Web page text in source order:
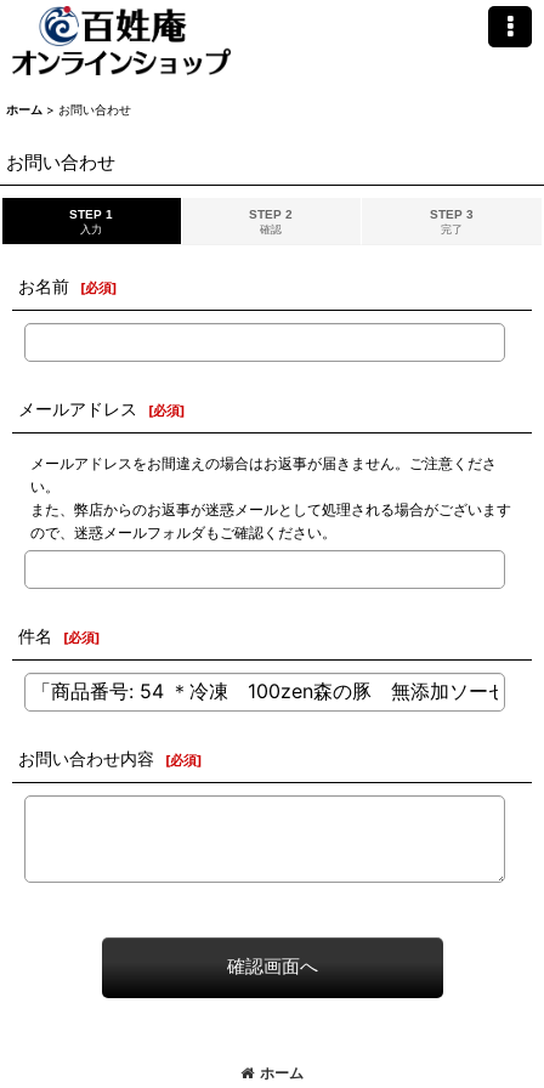
ホーム > お問い合わせ
お問い合わせ
STEP 1
入力
STEP 2
確認
STEP 3
完了
お名前 [必須]
メールアドレス [必須]
メールアドレスをお間違えの場合はお返事が届きません。ご注意くださ
い。
また、弊店からのお返事が迷惑メールとして処理される場合がございます
ので、迷惑メールフォルダもご確認ください。
件名 [必須]
お問い合わせ内容 [必須]
確認画面へ
ホーム